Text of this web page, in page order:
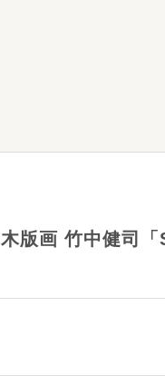
木版画 竹中健司